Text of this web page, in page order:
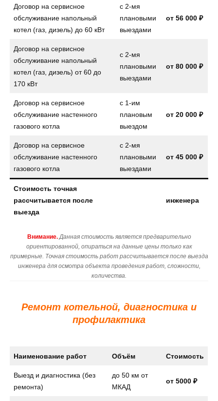
Договор на сервисное
обслуживание напольный
котел (газ, дизель) до 60 кВт
с 2-мя
плановыми
выездами
от 56 000 ₽
Договор на сервисное
обслуживание напольный
котел (газ, дизель) от 60 до
170 кВт
с 2-мя
плановыми
выездами
от 80 000 ₽
Договор на сервисное
обслуживание настенного
газового котла
с 1-им
плановым
выездом
от 20 000 ₽
Договор на сервисное
обслуживание настенного
газового котла
с 2-мя
плановыми
выездами
от 45 000 ₽
Стоимость точная
рассчитывается после
выезда
инженера
Внимание. Данная стоимость является предварительно
ориентированной, опираться на данные цены только как
примерные. Точная стоимость работ рассчитывается после выезда
инженера для осмотра объекта проведения работ, сложности,
количества.
Ремонт котельной, диагностика и
профилактика
Наименование работ Объём Стоимость
Выезд и диагностика (без
ремонта)
до 50 км от
МКАД
от 5000 ₽